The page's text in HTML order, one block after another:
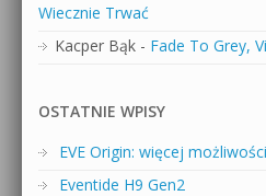
Wiecznie Trwać
Kacper Bąk - Fade To Grey,
OSTATNIE WPISY
EVE Origin: więcej
Eventide H9 Gen2